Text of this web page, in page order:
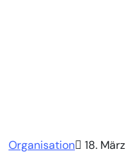
Organisation 18.